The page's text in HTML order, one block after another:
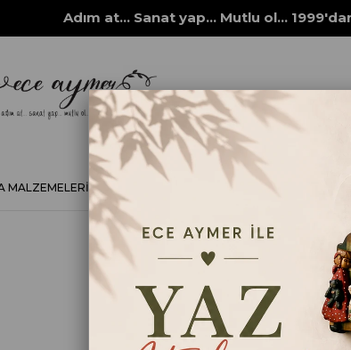
Adım at... Sanat yap... Mutlu ol...
MALZEMELERİ RÖLYEF PASTA VE DOKULU BOYALAR